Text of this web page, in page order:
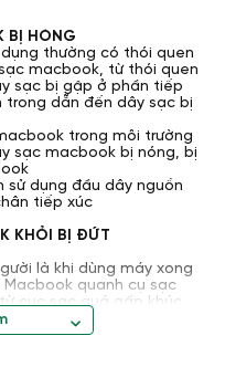
BỊ HỎNG
dụng thường có thói quen
macbook, từ thói quen
sạc bị gập ở phần tiếp
dẫn đến dây sạc bị
trong môi trường
sạc macbook bị nóng, bị
sử dụng đầu dây nguồn
tiếp xúc
KHỎI BỊ ĐỨT
là khi dùng máy xong
quanh cụ sạc
cục sạc quá gấp khúc
sạc của bạn sẽ bị đứt
không sử dụng được
hỏng, xem ảnh minh họa